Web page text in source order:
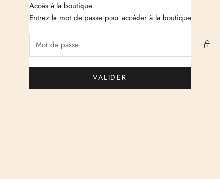
Passer au contenu Just Cashmere
Accès à la boutique
Entrez le mot de passe pour accéder à la boutique
VALIDER